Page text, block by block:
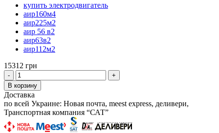
купить электродвигатель
аир160м4
аир225м2
аир 56 в2
аир63в2
аир112м2
15312 грн
-
+
В корзину
Доставка
по всей Украине: Новая почта, meest express, деливери,
Транспортная компания “САТ”